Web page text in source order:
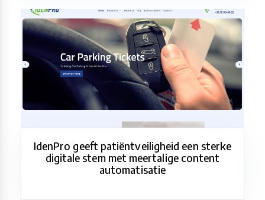
IdenPro geeft patiëntveiligheid een sterke
digitale stem met meertalige content
automatisatie